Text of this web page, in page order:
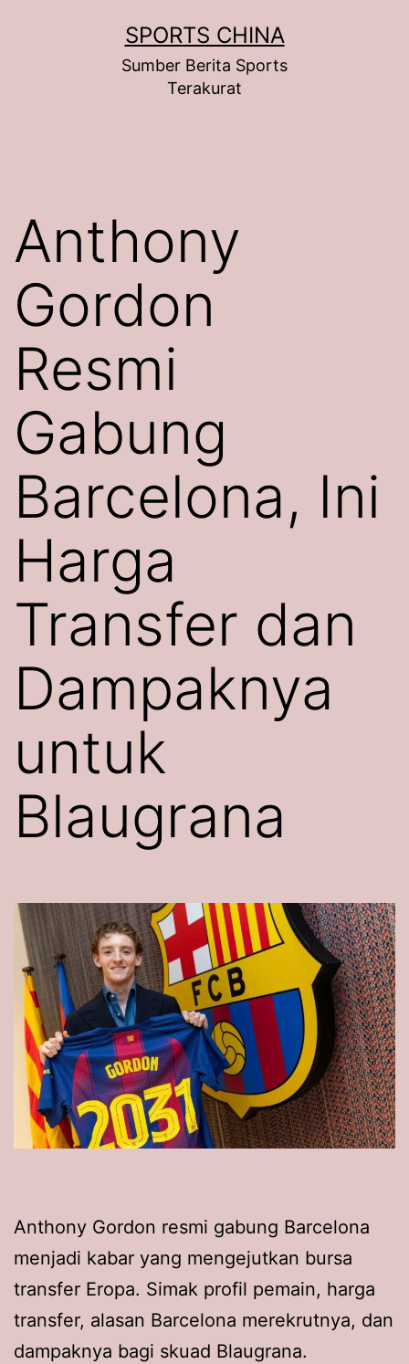
SPORTS CHINA
Sumber Berita Sports
Terakurat
Anthony
Gordon
Resmi
Gabung
Barcelona, Ini
Harga
Transfer dan
Dampaknya
untuk
Blaugrana
Anthony Gordon resmi gabung Barcelona
menjadi kabar yang mengejutkan bursa
transfer Eropa. Simak profil pemain, harga
transfer, alasan Barcelona merekrutnya, dan
dampaknya bagi skuad Blaugrana.